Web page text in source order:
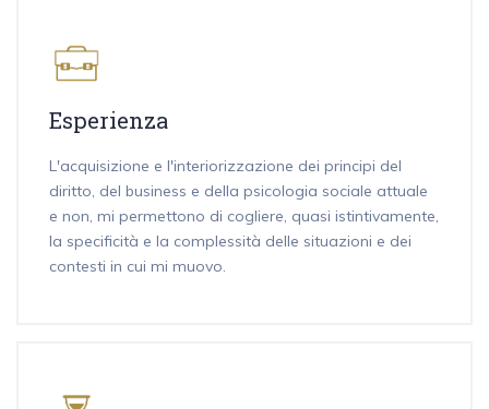
Esperienza
L'acquisizione e l'interiorizzazione dei principi del
diritto, del business e della psicologia sociale attuale
e non, mi permettono di cogliere, quasi istintivamente,
la specificità e la complessità delle situazioni e dei
contesti in cui mi muovo.